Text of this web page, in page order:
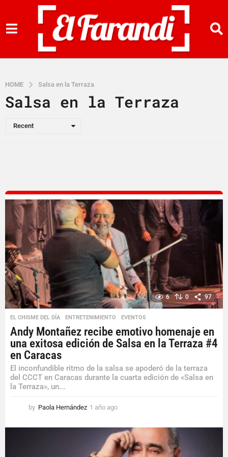
HOME Salsa en la Terraza
Salsa en la Terraza
Recent
6 0 97
EL CHISME DEL DÍA ,ENTRETENIMIENTO ,EVENTOS
Andy Montañez recibe emotivo homenaje en
una exitosa edición de Salsa en la Terraza #4
en Caracas
El inconfundible ritmo de la salsa se apoderó de la terraza
del CCCT en Caracas durante la cuarta edición de «Salsa en
la Terraza», un...
by Paola Hernández 1 año ago
ñ
o
a